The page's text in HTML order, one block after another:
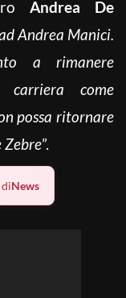
Andrea De
Andrea Manici.
a rimanere
carriera come
possa ritornare
Zebre”.
News